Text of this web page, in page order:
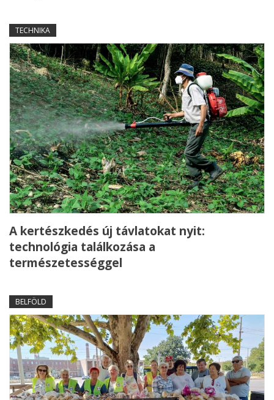
TECHNIKA
A kertészkedés új távlatokat nyit:
technológia találkozása a
természetességgel
BELFÖLD